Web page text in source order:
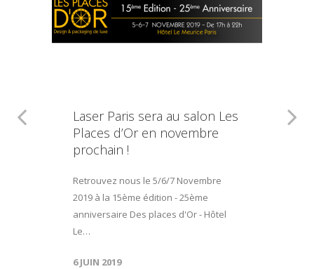
Laser Paris sera au salon Les
Places d’Or en novembre
prochain !
Retrouvez nous le 5/6/7 Novembre
2019 à la 15ème édition - 25ème
anniversaire Des places d'Or - Hôtel
Le…
6 JUIN 2019